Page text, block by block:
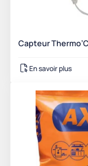
Capteur
En savoir plus